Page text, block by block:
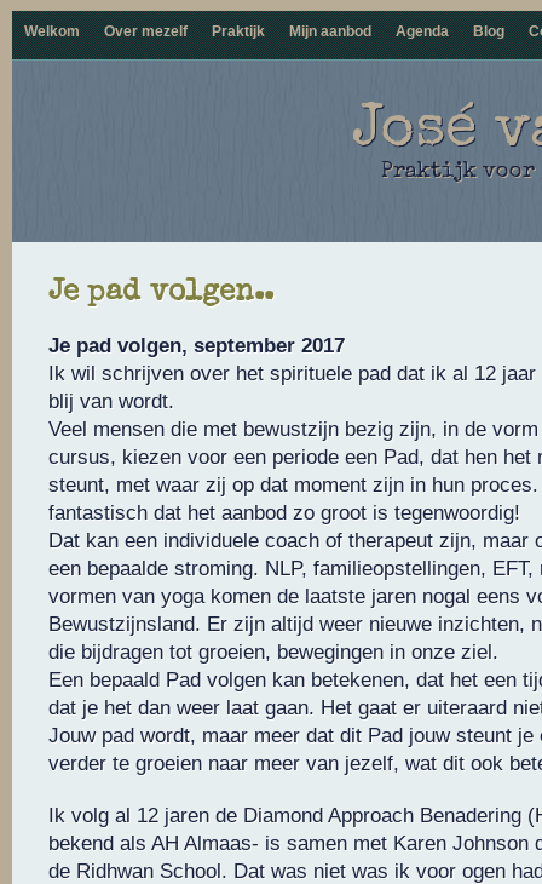
Welkom Over mezelf Praktijk Mijn aanbod Agenda Blog
José
Praktijk voor
Je pad volgen..
Je pad volgen, september 2017
Ik wil schrijven over het spirituele pad dat ik al 12
blij van wordt.
Veel mensen die met bewustzijn bezig zijn, in de
cursus, kiezen voor een periode een Pad, dat hen het
steunt, met waar zij op dat moment zijn in hun
fantastisch dat het aanbod zo groot is tegenwoordig!
Dat kan een individuele coach of therapeut zijn, maar
een bepaalde stroming. NLP, familieopstellingen,
vormen van yoga komen de laatste jaren nogal eens
Bewustzijnsland. Er zijn altijd weer nieuwe inzichten,
die bijdragen tot groeien, bewegingen in onze ziel.
Een bepaald Pad volgen kan betekenen, dat het een
dat je het dan weer laat gaan. Het gaat er uiteraard
Jouw pad wordt, maar meer dat dit Pad jouw steunt je
verder te groeien naar meer van jezelf, wat dit ook
Ik volg al 12 jaren de Diamond Approach Benadering
bekend als AH Almaas- is samen met Karen Johnson
de Ridhwan School. Dat was niet was ik voor ogen